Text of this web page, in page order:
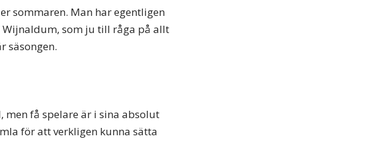
sommaren. Man har egentligen
som ju till råga på allt
säsongen.
få spelare är i sina absolut
för att verkligen kunna sätta